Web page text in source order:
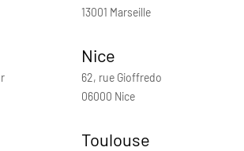
13001 Marseille
Nice
62, rue Gioffredo
06000 Nice
Toulouse